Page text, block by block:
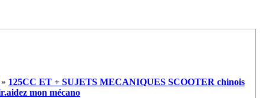
» 125CC ET + SUJETS MECANIQUES SCOOTER chinois
mon mécano